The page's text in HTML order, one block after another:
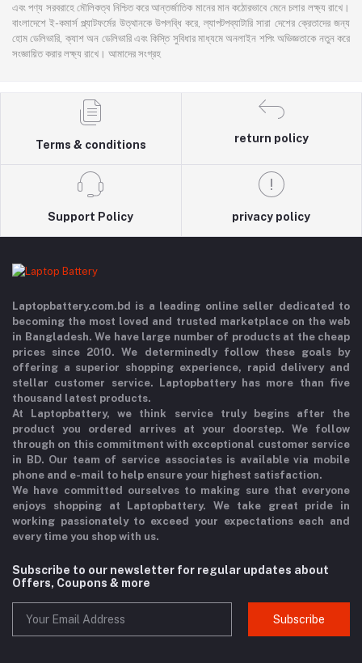
এবং পণ্য সরবরাহে মৌলিকত্ব নিশ্চিত করে আন্তর্জাতিক মানের মান কঠোরভাবে মেনে চলার লক্ষ্য রাখে।
বাংলাদেশে ই-কমার্স প্ল্যাটফর্মের উত্থানকে উপলব্ধি করে, ল্যাপটপব্যাটারি সারা দেশের ক্রেতাদের জন্য
হোম ডেলিভারি, ক্যাশ অন ডেলিভারি এবং কিস্তি সুবিধার মাধ্যমে অনলাইন শপিং অভিজ্ঞতাকে নতুন করে
সংজ্ঞায়িত করার লক্ষ্য রাখে। আমাদের সংগ্রহ
Terms & conditions
return policy
Support Policy privacy policy
Laptopbattery.com.bd is a leading online seller dedicated to
becoming the most loved and trusted marketplace on the web
in Bangladesh. We have large number of products at the cheap
prices since 2010. We determinedly follow these goals by
offering a superior shopping experience, rapid delivery and
stellar customer service. Laptopbattery has more than five
thousand latest products.
At Laptopbattery, we think service truly begins after the
product you ordered arrives at your doorstep. We follow
through on this commitment with exceptional customer service
in BD. Our team of service associates is available via mobile
phone and e-mail to help ensure your highest satisfaction.
We have committed ourselves to making sure that everyone
enjoys shopping at Laptopbattery. We take great pride in
working passionately to exceed your expectations each and
every time you shop with us.
Subscribe to our newsletter for regular updates about
Offers, Coupons & more
Subscribe